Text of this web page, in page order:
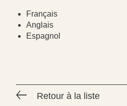
Français
Anglais
Espagnol
Retour à la liste